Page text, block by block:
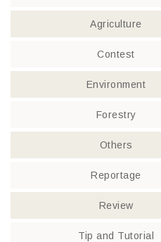
Agriculture
Contest
Environment
Forestry
Others
Reportage
Review
Tip and Tutorial